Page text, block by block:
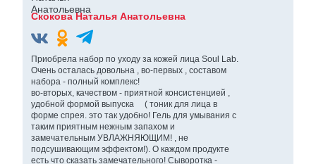
Скокова Наталья Анатольевна
Приобрела набор по уходу за кожей лица Soul Lab.
Очень осталась довольна , во-первых , составом
набора - полный комплекс!
во-вторых, качеством - приятной консистенцией ,
удобной формой выпуска ( тоник для лица в
форме спрея. это так удобно! Гель для умывания с
таким приятным нежным запахом и
замечательным УВЛАЖНЯЮЩИМ! , не
подсушивающим эффектом!). О каждом продукте
есть что сказать замечательного! Сыворотка -